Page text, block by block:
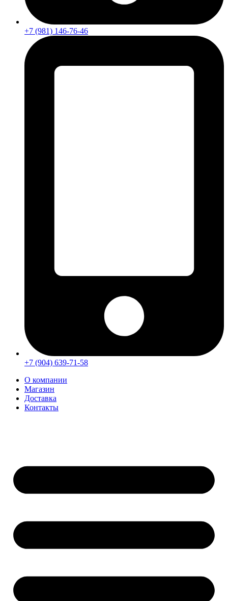
+7 (981) 146-76-46
+7 (904) 639-71-58
О компании
Магазин
Доставка
Контакты